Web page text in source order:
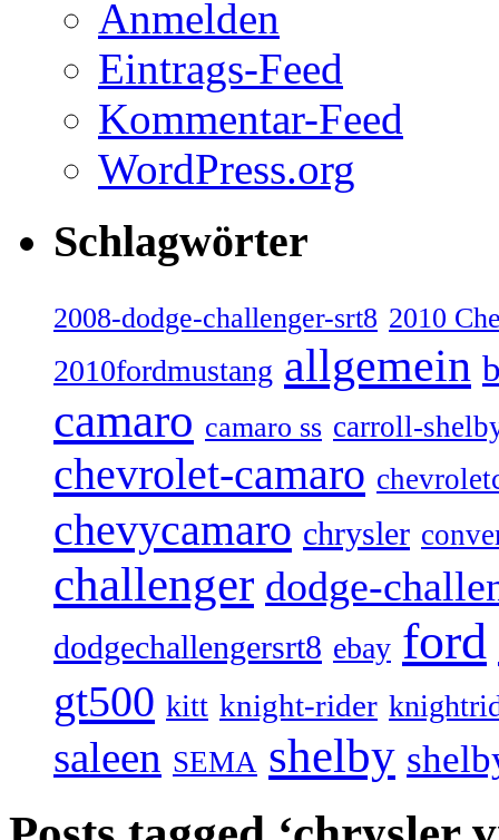
Anmelden
Eintrags-Feed
Kommentar-Feed
WordPress.org
Schlagwörter
2008-dodge-challenger-srt8 2010
2010fordmustang allgemein
camaro camaro ss carroll-
chevrolet-camaro
chevycamaro chrysler
challenger dodge-
dodgechallengersrt8 ebay ford
gt500 kitt knight-rider
saleen SEMA shelby